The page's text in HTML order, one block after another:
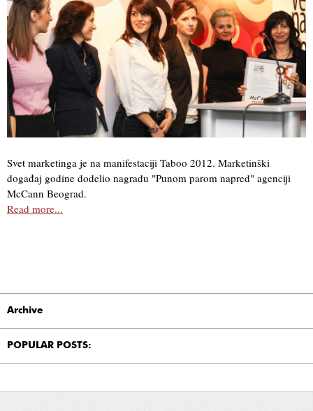
Svet marketinga je na manifestaciji Taboo 2012. Marketinški
događaj godine dodelio nagradu "Punom parom napred" agenciji
McCann Beograd.
Read more...
Archive
POPULAR POSTS: